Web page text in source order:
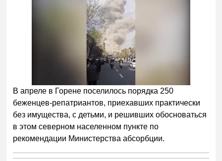
В апреле в Горене поселилось порядка 250
беженцев-репатриантов, приехавших практически
без имущества, с детьми, и решивших обосноваться
в этом северном населенном пункте по
рекомендации Министерства абсорбции.